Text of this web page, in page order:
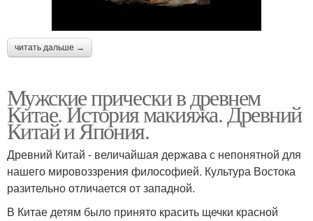
читать дальше →
Мужские прически в древнем
Китае. История макияжа. Древний
Китай и Япония.
Древний Китай - величайшая держава с непонятной для
нашего мировоззрения философией. Культура Востока
разительно отличается от западной.
В Китае детям было принято красить щечки красной